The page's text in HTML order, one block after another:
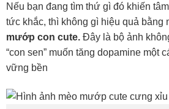
Nếu bạn đang tìm thứ gì đó khiến
tức khắc, thì không gì hiệu quả bằng
mướp con cute. Đây là bộ ảnh
“con sen” muốn tăng dopamine một
vững bền